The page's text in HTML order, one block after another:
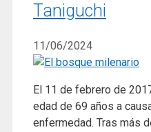
Taniguchi
11/06/2024
El 11 de febrero de
edad de 69 años a
enfermedad. Tras más